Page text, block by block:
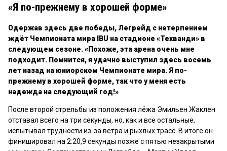
«Я по-прежнему в хорошей форме»
Одержав здесь две победы, Легрейд с нетерпением
ждёт Чемпионата мира IBU на стадионе «Техванди» в
следующем сезоне. «Похоже, эта арена очень мне
подходит. Помнится, я удачно выступил здесь восемь
лет назад на юниорском Чемпионате мира. Я по-
прежнему в хорошей форме, так что у меня есть
надежда на следующий год!»
После второй стрельбы из положения лёжа Эмильен Жаклен
отставал всего на три секунды, но, как и все остальные,
испытывал трудности из-за ветра и рыхлых трасс. В итоге он
финишировал на 2:20,9 секунды позже с пятью незакрытыми